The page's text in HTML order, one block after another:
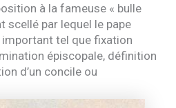
à la fameuse « bulle
scellé par lequel le pape
tel que fixation
épiscopale, définition
d’un concile ou